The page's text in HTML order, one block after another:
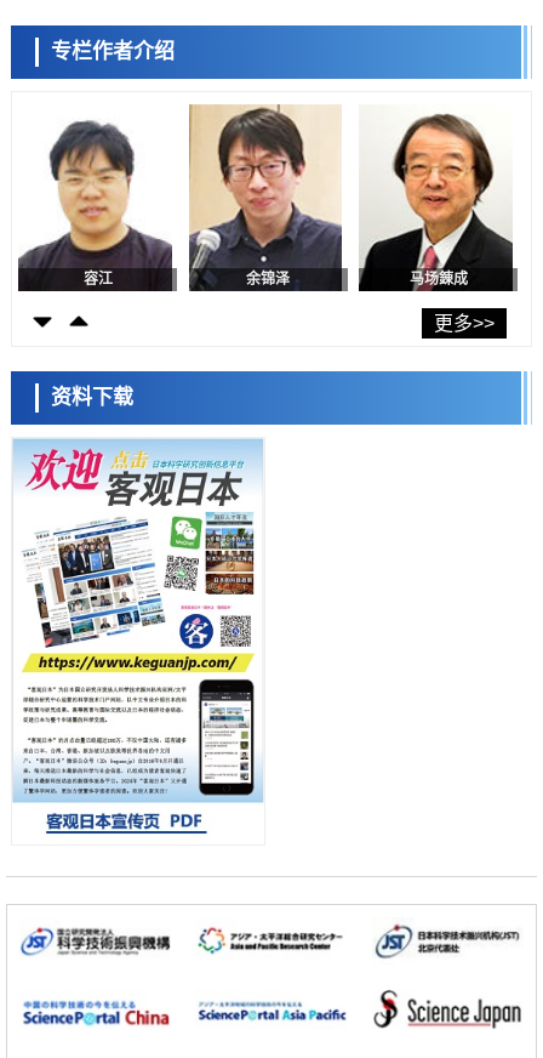
政策
日本修订首都直下型地震紧急对策：目标为死亡人数至少减半，重点强
化火灾防控
福井大学发现细胞记忆过往并抑制反应的机制，阐明即便DNA相同反应
迥异之谜
科学研究
神户大学确认口服癌症疫苗B440单药给药的安全性，在转移性尿路上皮
癌患者中开展临床试验
日本发布《令和8年版科学技术与创新白皮书》，解读第七期基本计划
首年度政策方向
科学研究
东京大学发现可诱导细胞死亡的新型信使物质
东京都健康长寿医疗中心跨器官揭示衰老过程中的糖链变化
科学研究
产总研无需石油利用松脂制备石墨前驱体，可作为电池电极材料
科学研究
东京大学和海上保安厅等发现南海海槽沿线板块边界锁定状态存在区域
差异
政策
日本第2次医疗研究开发调整费，根据一线实际情况和需求分配99.3亿
日元
科学研究
千叶大学鉴定出导致难治性疾病“肺高血压症”恶化的蛋白质“MYL9/12”，
会引发血管结构恶化
科学研究
京都大学高效生成光的构成单元“光子”，可应用于量子计算机
科学研究
开发出300亿年仅误差1秒的光晶格钟，构建网络将其打造为下一代社会
基础设施
经济・社会
大阪大学开发出膜脂质可视化工具，使脂质探针的高效开发成为可能
科学研究
带大量基因的人工细胞
政策
专栏作者介绍
陈小牧 李鸥 安宁
容江 余锦泽 马场錬成
日本科学未来馆 科学交
流员
小岩井忠道 泷川 进
更多>>
资料下载